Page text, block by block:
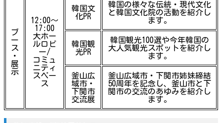
ブ
ー
ス
・
展
示
12:00～
17:00
大ホー
ルロビ
ー/
コミュ
ニティ
スペー
ス
韓国文
化PR
韓国の様々な伝統・現代文化
と韓国文化院の活動を紹介し
ます。
韓国観
光PR
韓国観光100選や今年韓国の
大人気観光スポットを紹介し
ます。
釜山広
域市・
下関市
交流展
釜山広域市・下関市姉妹締結
50周年を記念し、釜山市と下
関市の交流のあゆみを紹介し
ます。